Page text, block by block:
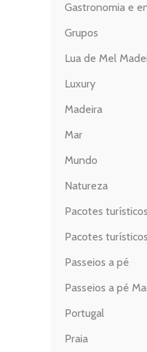
Gastronomia e
Grupos
Lua de Mel
Luxury
Madeira
Mar
Mundo
Natureza
Pacotes turísticos
Pacotes
Passeios a pé
Passeios a pé
Portugal
Praia